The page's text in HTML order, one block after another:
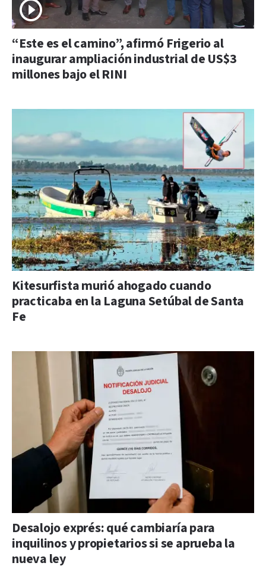
“Este es el camino”, afirmó Frigerio al
inaugurar ampliación industrial de US$3
millones bajo el RINI
Kitesurfista murió ahogado cuando
practicaba en la Laguna Setúbal de Santa
Fe
Desalojo exprés: qué cambiaría para
inquilinos y propietarios si se aprueba la
nueva ley